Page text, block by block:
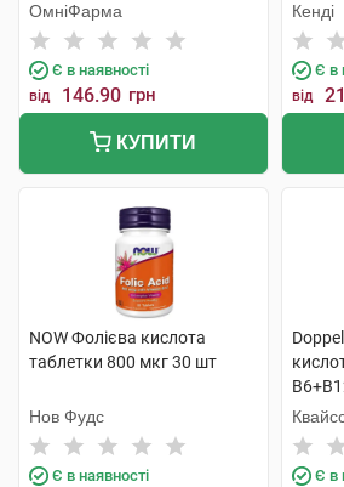
ОмніФарма
Є в наявності
від 146.90 грн
КУПИТИ
Кенді
Є в
від
NOW Фолієва кислота
таблетки 800 мкг 30 шт
Нов Фудс
Є в наявності Є в